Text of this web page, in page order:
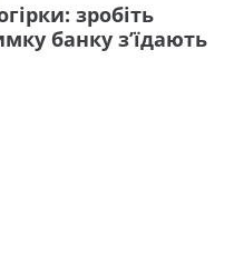
зробіть
банку з’їдають